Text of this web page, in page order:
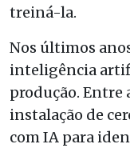
treiná-la.
Nos últimos
inteligência
produção. Entre
instalação de
com IA para